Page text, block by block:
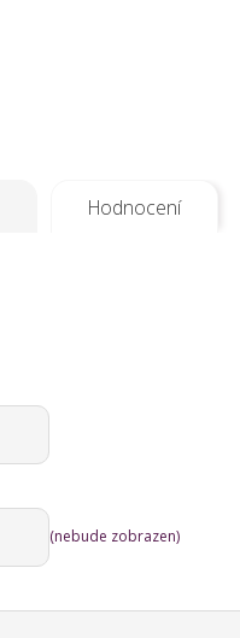
Hodnocení
(nebude zobrazen)